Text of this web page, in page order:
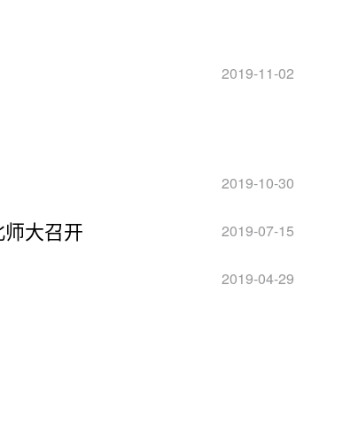
2019-11-02
2019-10-30
大召开 2019-07-15
2019-04-29